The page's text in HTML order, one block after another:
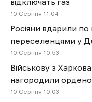
10 Cерпня 11:04
Росіяни вдарили по
переселенцями у
10 Cерпня 10:53
Військову з
нагородили
10 Cерпня 10:03